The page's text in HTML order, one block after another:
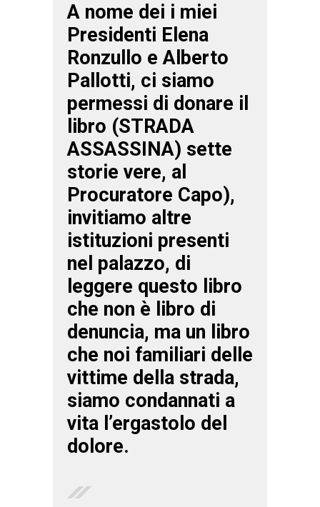
A nome dei i miei
Presidenti Elena
Ronzullo e Alberto
Pallotti, ci siamo
permessi di donare il
libro (STRADA
ASSASSINA) sette
storie vere, al
Procuratore Capo),
invitiamo altre
istituzioni presenti
nel palazzo, di
leggere questo libro
che non è libro di
denuncia, ma un libro
che noi familiari delle
vittime della strada,
siamo condannati a
vita l’ergastolo del
dolore.